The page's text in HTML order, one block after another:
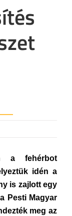
a fehérbot
idén a
is zajlott egy
Pesti Magyar
meg az